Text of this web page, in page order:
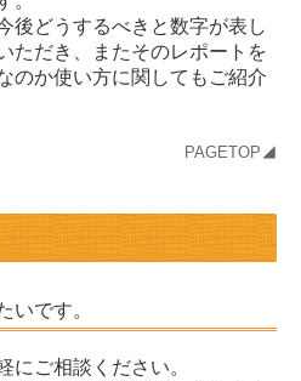
後どうするべきと数字が表し
ただき、またそのレポートを
のか使い方に関してもご紹介
PAGETOP◢
いです。
にご相談ください。